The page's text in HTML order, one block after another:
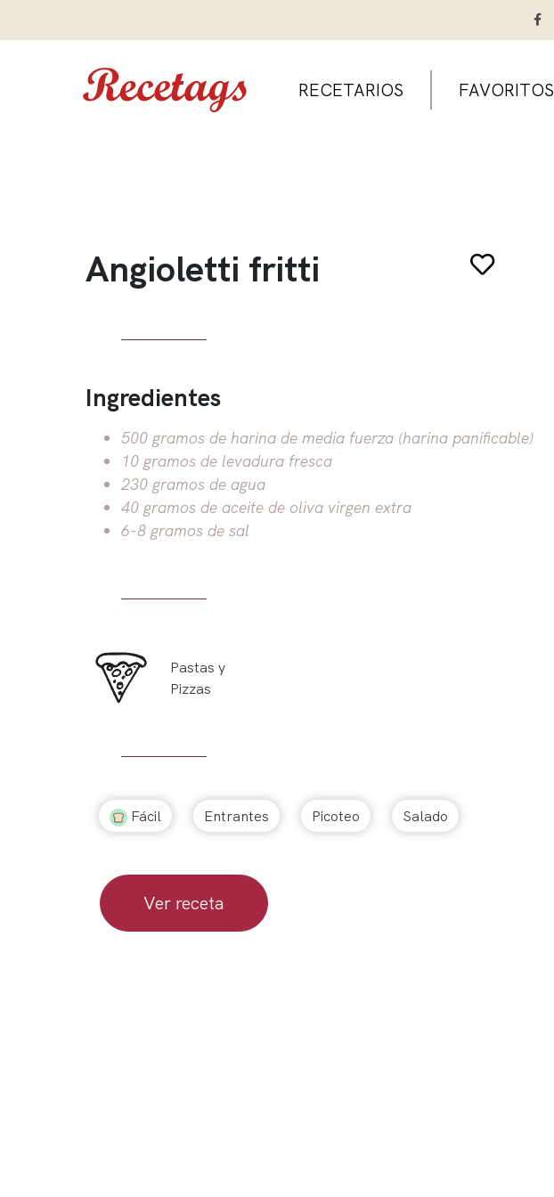
RECETARIOS FAVORITOS
Angioletti fritti
Ingredientes
500 gramos de harina de media fuerza (harina panificable)
10 gramos de levadura fresca
230 gramos de agua
40 gramos de aceite de oliva virgen extra
6-8 gramos de sal
Pastas y
Pizzas
Fácil Entrantes Picoteo Salado
Ver receta